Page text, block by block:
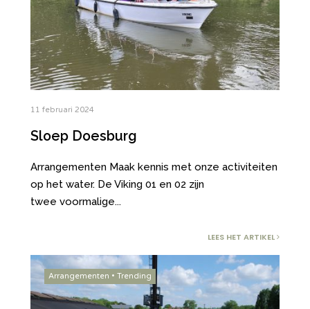
11 februari 2024
Sloep Doesburg
Arrangementen Maak kennis met onze activiteiten
op het water. De Viking 01 en 02 zijn
twee voormalige...
LEES HET ARTIKEL
Arrangementen • Trending